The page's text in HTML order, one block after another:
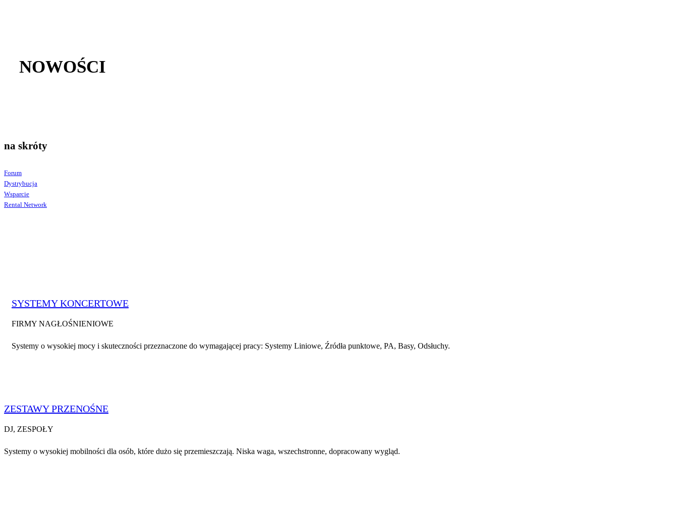
NOWOŚCI
na skróty
Forum
Dystrybucja
Wsparcie
Rental Network
SYSTEMY KONCERTOWE
FIRMY NAGŁOŚNIENIOWE
Systemy o wysokiej mocy i skuteczności przeznaczone do wymagającej pracy: Systemy Liniowe, Źródła punktowe, PA, Basy, Odsłuchy.
ZESTAWY PRZENOŚNE
DJ, ZESPOŁY
Systemy o wysokiej mobilności dla osób, które dużo się przemieszczają. Niska waga, wszechstronne, dopracowany wygląd.